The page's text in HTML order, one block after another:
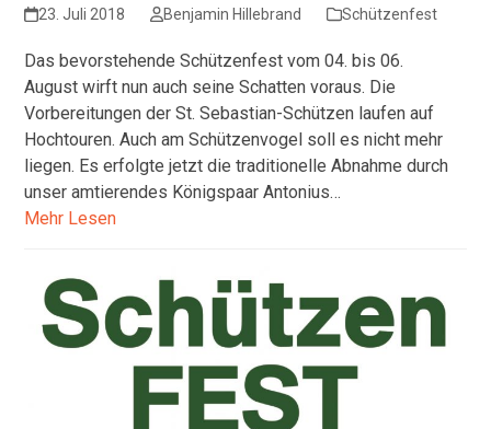
23. Juli 2018 Benjamin Hillebrand Schützenfest
Das bevorstehende Schützenfest vom 04. bis 06.
August wirft nun auch seine Schatten voraus. Die
Vorbereitungen der St. Sebastian-Schützen laufen auf
Hochtouren. Auch am Schützenvogel soll es nicht mehr
liegen. Es erfolgte jetzt die traditionelle Abnahme durch
unser amtierendes Königspaar Antonius…
Mehr Lesen